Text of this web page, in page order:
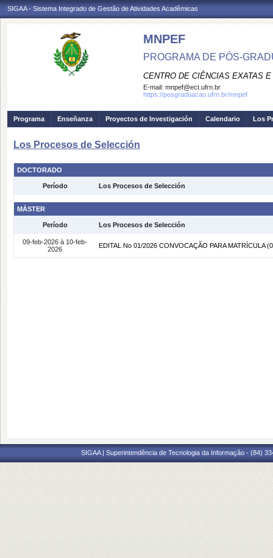
SIGAA - Sistema Integrado de Gestão de Atividades Acadêmicas
MNPEF
PROGRAMA DE PÓS-
CENTRO DE CIÊNCIAS EXATAS
E-mail: mnpef@ect.ufrn.br
https://posgraduacao.ufrn.br/mnpef
Programa Enseñanza Proyectos de Investigación Calendario Los
Los Procesos de Selección
DOCTORADO
Período Los Procesos de Selección
MÁSTER
Período Los Procesos de Selección
09-feb-2026 à 10-feb-
2026
EDITAL No 01/2026 CONVOCAÇÃO PARA MATRÍCULA
SIGAA | Superintendência de Tecnologia da Informação - (84)